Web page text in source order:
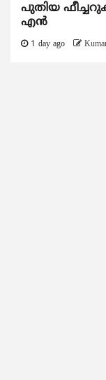
പുതിയ
എൻ
1 day ago